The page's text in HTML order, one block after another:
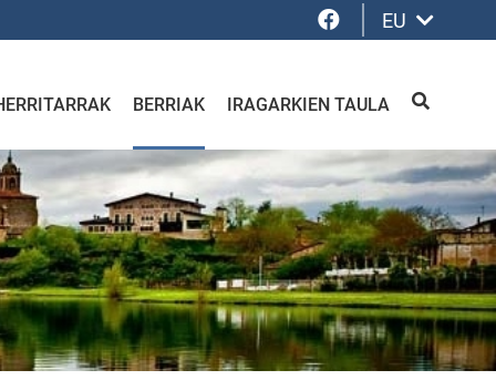
Facebook
EU
BERRIAK IRAGARKIEN TAULA BILATU